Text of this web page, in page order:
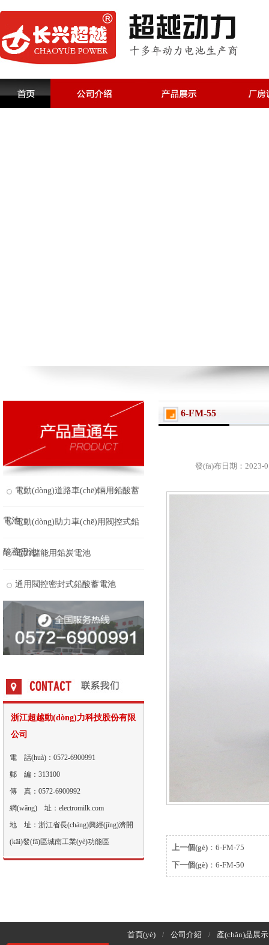
電動(dòng)道路車(chē)輛用鉛酸蓄
電池電動(dòng)助力車(chē)用閥控式鉛
酸蓄電池
電力儲能用鉛炭電池
通用閥控密封式鉛酸蓄電池
浙江超越動(dòng)力科技股份有限
公司
電 話(huà)：0572-6900991
郵 編：313100
傳 真：0572-6900992
網(wǎng) 址：electromilk.com
地 址：浙江省長(cháng)興經(jīng)濟開
(kāi)發(fā)區城南工業(yè)功能區
6-FM-55
發(fā)布日期：
上一個(gè) ： 6-FM-75
下一個(gè) ： 6-FM-50
首頁(yè) / 公司介紹 / 產(chǎn)品展示